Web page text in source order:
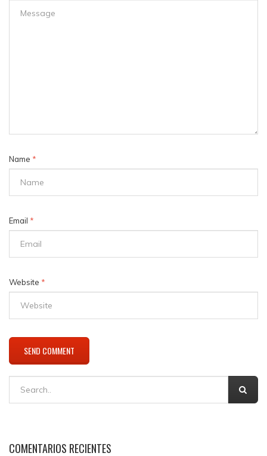
Name *
Email *
Website *
COMENTARIOS RECIENTES